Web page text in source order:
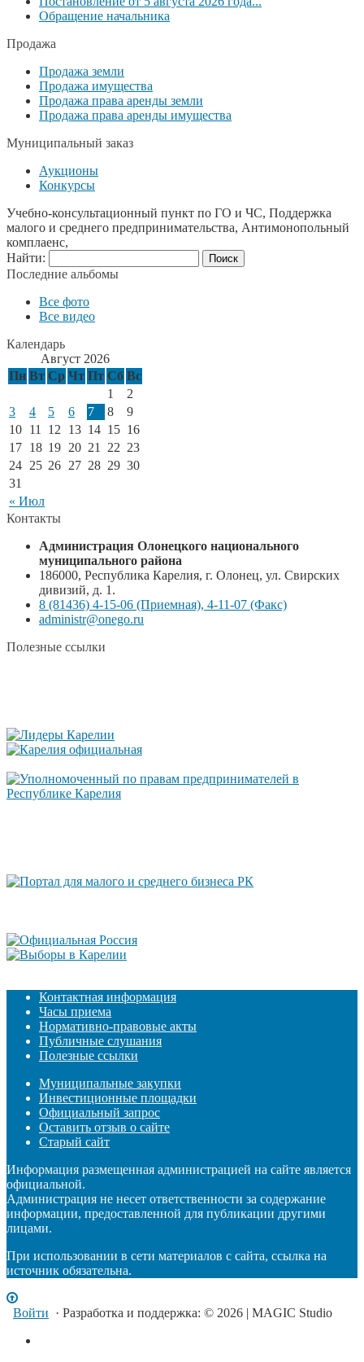
Обращение начальника
Продажа
Продажа земли
Продажа имущества
Продажа права аренды земли
Продажа права аренды имущества
Муниципальный заказ
Аукционы
Конкурсы
Учебно-консультационный пункт по ГО и ЧС, Поддержка
малого и среднего предпринимательства, Антимонопольный
комплаенс,
Найти:
Последние альбомы
Все фото
Все видео
Календарь
Август 2026
Пн Вт Ср Чт Пт Сб Вс
« Июл
1
2
3
4 5 6 7 8
9
10 11 12 13 14 15 16
17 18 19 20 21 22 23
24 25 26 27 28 29 30
31
Контакты
Администрация Олонецкого национального
муниципального района
186000, Республика Карелия, г. Олонец, ул. Свирских
дивизий, д. 1.
8 (81436) 4-15-06 (Приемная), 4-11-07 (Факс)
administr@onego.ru
Полезные ссылки
Контактная информация
Часы приема
Нормативно-правовые акты
Публичные слушания
Полезные ссылки
Муниципальные закупки
Инвестиционные площадки
Официальный запрос
Оставить отзыв о сайте
Старый сайт
Информация размещенная администрацией на сайте является
официальной.
Администрация не несет ответственности за содержание
информации, предоставленной для публикации другими
лицами.
При использовании в сети материалов с сайта, ссылка на
источник обязательна.
Войти · Разработка и поддержка: © 2026 | MAGIC Studio